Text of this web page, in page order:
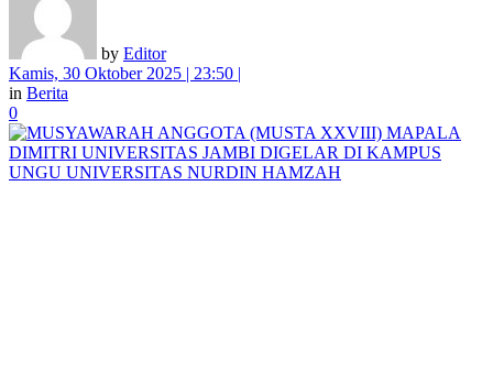
by Editor
Kamis, 30 Oktober 2025 | 23:50 |
in Berita
0